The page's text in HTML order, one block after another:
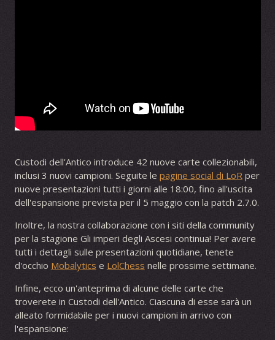
Custodi dell'Antico introduce 42 nuove carte collezionabili,
inclusi 3 nuovi campioni. Seguite le pagine social di LoR per
nuove presentazioni tutti i giorni alle 18:00, fino all'uscita
dell'espansione prevista per il 5 maggio con la patch 2.7.0.
Inoltre, la nostra collaborazione con i siti della community
per la stagione Gli imperi degli Ascesi continua! Per avere
tutti i dettagli sulle presentazioni quotidiane, tenete
d'occhio Mobalytics e LolChess nelle prossime settimane.
Infine, ecco un'anteprima di alcune delle carte che
troverete in Custodi dell'Antico. Ciascuna di esse sarà un
alleato formidabile per i nuovi campioni in arrivo con
l'espansione: